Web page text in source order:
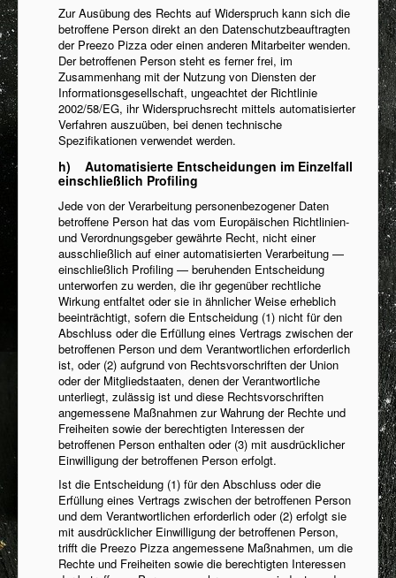
Zur Ausübung des Rechts auf Widerspruch kann sich die
betroffene Person direkt an den Datenschutzbeauftragten
der Preezo Pizza oder einen anderen Mitarbeiter wenden.
Der betroffenen Person steht es ferner frei, im
Zusammenhang mit der Nutzung von Diensten der
Informationsgesellschaft, ungeachtet der Richtlinie
2002/58/EG, ihr Widerspruchsrecht mittels automatisierter
Verfahren auszuüben, bei denen technische
Spezifikationen verwendet werden.
h) Automatisierte Entscheidungen im Einzelfall
einschließlich Profiling
Jede von der Verarbeitung personenbezogener Daten
betroffene Person hat das vom Europäischen Richtlinien-
und Verordnungsgeber gewährte Recht, nicht einer
ausschließlich auf einer automatisierten Verarbeitung —
einschließlich Profiling — beruhenden Entscheidung
unterworfen zu werden, die ihr gegenüber rechtliche
Wirkung entfaltet oder sie in ähnlicher Weise erheblich
beeinträchtigt, sofern die Entscheidung (1) nicht für den
Abschluss oder die Erfüllung eines Vertrags zwischen der
betroffenen Person und dem Verantwortlichen erforderlich
ist, oder (2) aufgrund von Rechtsvorschriften der Union
oder der Mitgliedstaaten, denen der Verantwortliche
unterliegt, zulässig ist und diese Rechtsvorschriften
angemessene Maßnahmen zur Wahrung der Rechte und
Freiheiten sowie der berechtigten Interessen der
betroffenen Person enthalten oder (3) mit ausdrücklicher
Einwilligung der betroffenen Person erfolgt.
Ist die Entscheidung (1) für den Abschluss oder die
Erfüllung eines Vertrags zwischen der betroffenen Person
und dem Verantwortlichen erforderlich oder (2) erfolgt sie
mit ausdrücklicher Einwilligung der betroffenen Person,
trifft die Preezo Pizza angemessene Maßnahmen, um die
Rechte und Freiheiten sowie die berechtigten Interessen